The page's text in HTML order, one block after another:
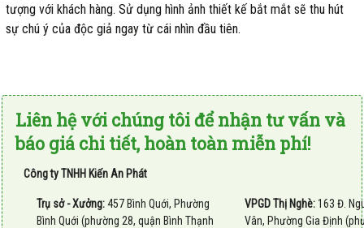
tượng với khách hàng. Sử dụng hình ảnh thiết kế bắt mắt sẽ thu hút
sự chú ý của độc giả ngay từ cái nhìn đầu tiên.
Liên hệ với chúng tôi để nhận tư vấn và
báo giá chi tiết, hoàn toàn miễn phí!
Công ty TNHH Kiến An Phát
Trụ sở - Xưởng:457 Bình Quới, Phường
Bình Quới (phường 28, quận Bình Thạnh
VPGD Thị Nghè:163 Đ.
Vân, Phường Gia Định